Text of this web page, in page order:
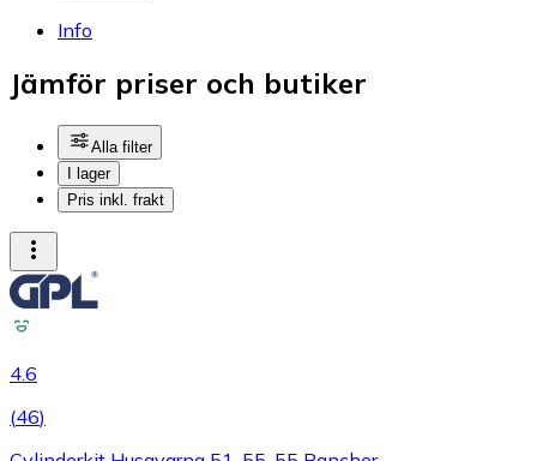
Info
Jämför priser och butiker
Alla filter
I lager
Pris inkl. frakt
4.6
(46)